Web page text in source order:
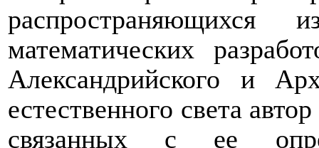
математических
Александрийского и
естественного света
связанных с ее